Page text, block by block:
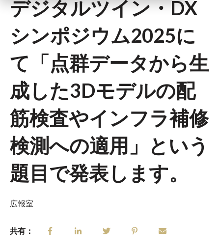
デジタルツイン・DX
シンポジウム2025に
て「点群データから生
成した3Dモデルの配
筋検査やインフラ補修
検測への適用」という
題目で発表します。
広報室
共有：